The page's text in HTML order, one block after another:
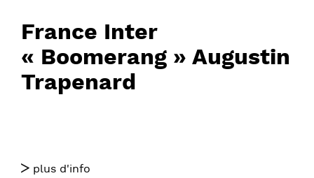
France Inter
« Boomerang » Augustin
Trapenard
plus d'info